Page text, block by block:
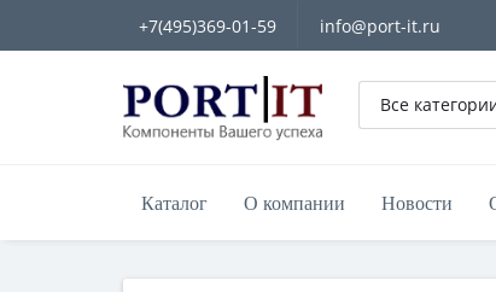
+7(495)369-01-59 info@port-it.ru
Все
Каталог О компании Новости